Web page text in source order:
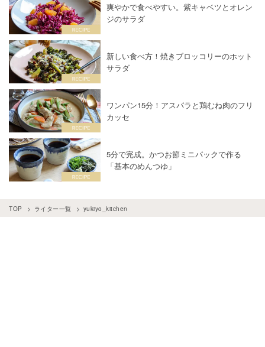
爽やかで食べやすい。紫キャベツとオレン
ジのサラダ
新しい食べ方！焼きブロッコリーのホット
サラダ
ワンパン15分！アスパラと鶏むね肉のフリ
カッセ
5分で完成。かつお節ミニパックで作る
「基本のめんつゆ」
TOP ライター一覧 yukiyo_kitchen